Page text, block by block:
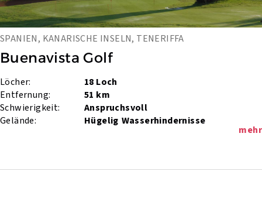
SPANIEN, KANARISCHE INSELN, TENERIFFA
Buenavista Golf
Löcher:
18 Loch
Entfernung:
51 km
Schwierigkeit:
Anspruchsvoll
Gelände:
Hügelig Wasserhindernisse
mehr